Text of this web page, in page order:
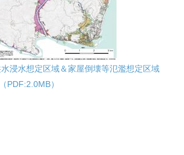
水浸水想定区域＆家屋倒壊等氾濫想定区域
PDF:2.0MB）